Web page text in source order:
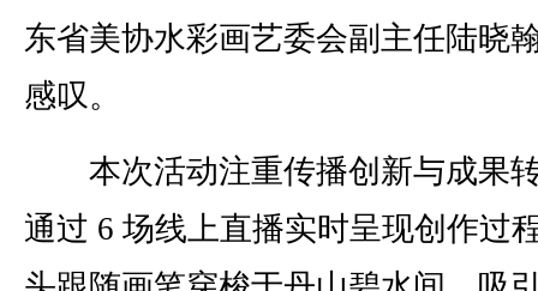
东省美协水彩画艺委会副主任陆晓
感叹。
本次活动注重传播创新与成果
通过 6 场线上直播实时呈现创作过